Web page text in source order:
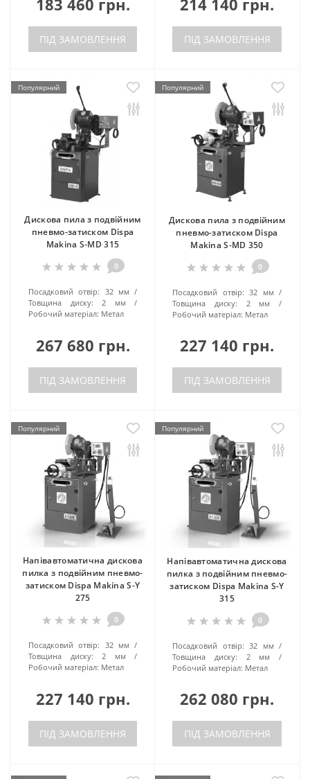
ПІД ЗАМОВЛЕННЯ ПІД ЗАМОВЛЕННЯ
Популярний
Дискова пила з подвійним
пневмо-затиском Dispa
Makina S-MD 315
0
Посадковий отвір:
32 мм
Товщина диску:
2 мм
Робочий матеріал: Метал
267 680 грн.
ПІД ЗАМОВЛЕННЯ
Популярний
Дискова пила з подвійним
пневмо-затиском Dispa
Makina S-MD 350
0
Посадковий отвір: 32 мм
Товщина диску:
2 мм
Робочий матеріал: Метал
227 140 грн.
ПІД ЗАМОВЛЕННЯ
Популярний
Напівавтоматична дискова
пилка з подвійним пневмо-
затиском Dispa Makina S-Y
275
0
Посадковий отвір:
32 мм
Товщина диску:
2 мм
Робочий матеріал: Метал
227 140 грн.
ПІД ЗАМОВЛЕННЯ
Популярний
Напівавтоматична дискова
пилка з подвійним пневмо-
затиском Dispa Makina S-Y
315
0
Посадковий отвір: 32 мм
Товщина диску:
2 мм
Робочий матеріал: Метал
262 080 грн.
ПІД ЗАМОВЛЕННЯ